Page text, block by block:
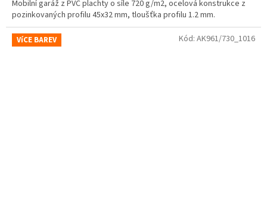
Mobilní garáž z PVC plachty o síle 720 g/m2, ocelová konstrukce z
pozinkovaných profilu 45x32 mm, tloušťka profilu 1.2 mm.
VíCE BAREV Kód: AK961/730_1016